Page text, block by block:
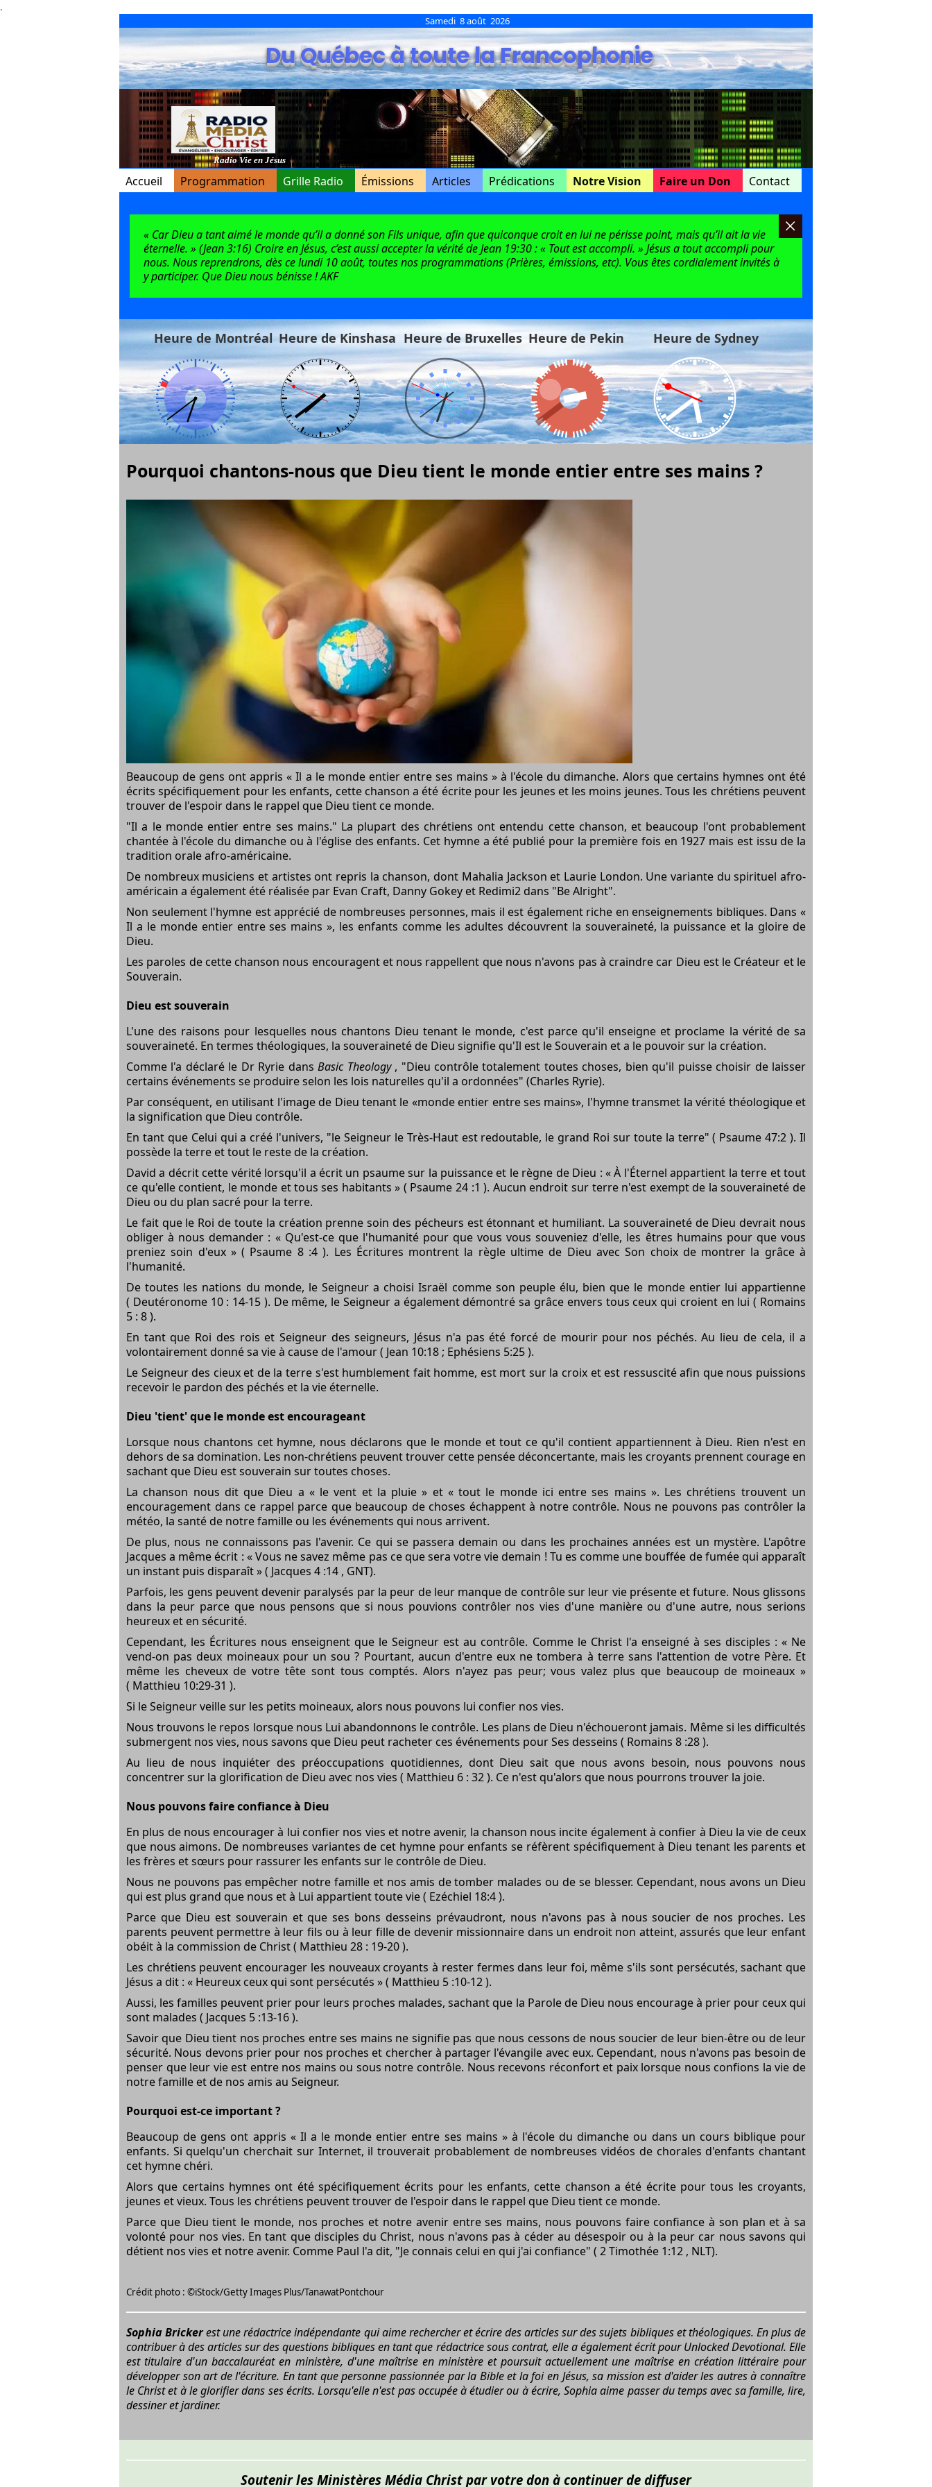
.
Samedi 8 août 2026
Du Québec à toute la Francophonie
Radio Vie en Jésus
Accueil Programmation Grille Radio Émissions Articles Prédications Notre Vision Faire un Don Contact
« Car Dieu a tant aimé le monde qu’il a donné son Fils unique, afin que quiconque croit en lui ne périsse point, mais qu’il ait la vie
éternelle. » (Jean 3:16) Croire en Jésus, c’est aussi accepter la vérité de Jean 19:30 : « Tout est accompli. » Jésus a tout accompli pour
nous. Nous reprendrons, dès ce lundi 10 août, toutes nos programmations (Prières, émissions, etc). Vous êtes cordialement invités à
y participer. Que Dieu nous bénisse ! AKF
Heure de Montréal Heure de Kinshasa Heure de Bruxelles Heure de Pekin Heure de Sydney
Pourquoi chantons-nous que Dieu tient le monde entier entre ses mains ?
Beaucoup de gens ont appris « Il a le monde entier entre ses mains » à l'école du dimanche. Alors que certains hymnes ont été
écrits spécifiquement pour les enfants, cette chanson a été écrite pour les jeunes et les moins jeunes. Tous les chrétiens peuvent
trouver de l'espoir dans le rappel que Dieu tient ce monde.
"Il a le monde entier entre ses mains." La plupart des chrétiens ont entendu cette chanson, et beaucoup l'ont probablement
chantée à l'école du dimanche ou à l'église des enfants. Cet hymne a été publié pour la première fois en 1927 mais est issu de la
tradition orale afro-américaine.
De nombreux musiciens et artistes ont repris la chanson, dont Mahalia Jackson et Laurie London. Une variante du spirituel afro-
américain a également été réalisée par Evan Craft, Danny Gokey et Redimi2 dans "Be Alright".
Non seulement l'hymne est apprécié de nombreuses personnes, mais il est également riche en enseignements bibliques. Dans «
Il a le monde entier entre ses mains », les enfants comme les adultes découvrent la souveraineté, la puissance et la gloire de
Dieu.
Les paroles de cette chanson nous encouragent et nous rappellent que nous n'avons pas à craindre car Dieu est le Créateur et le
Souverain.
Dieu est souverain
L'une des raisons pour lesquelles nous chantons Dieu tenant le monde, c'est parce qu'il enseigne et proclame la vérité de sa
souveraineté. En termes théologiques, la souveraineté de Dieu signifie qu'Il est le Souverain et a le pouvoir sur la création.
Comme l'a déclaré le Dr Ryrie dansBasic Theology, "Dieu contrôle totalement toutes choses, bien qu'il puisse choisir de laisser
certains événements se produire selon les lois naturelles qu'il a ordonnées" (Charles Ryrie).
Par conséquent, en utilisant l'image de Dieu tenant le «monde entier entre ses mains», l'hymne transmet la vérité théologique et
la signification que Dieu contrôle.
En tant que Celui qui a créé l'univers, "le Seigneur le Très-Haut est redoutable, le grand Roi sur toute la terre" ( Psaume 47:2 ). Il
possède la terre et tout le reste de la création.
David a décrit cette vérité lorsqu'il a écrit un psaume sur la puissance et le règne de Dieu : « À l'Éternel appartient la terre et tout
ce qu'elle contient, le monde et tous ses habitants » ( Psaume 24 :1 ). Aucun endroit sur terre n'est exempt de la souveraineté de
Dieu ou du plan sacré pour la terre.
Le fait que le Roi de toute la création prenne soin des pécheurs est étonnant et humiliant. La souveraineté de Dieu devrait nous
obliger à nous demander : « Qu'est-ce que l'humanité pour que vous vous souveniez d'elle, les êtres humains pour que vous
preniez soin d'eux » ( Psaume 8 :4 ). Les Écritures montrent la règle ultime de Dieu avec Son choix de montrer la grâce à
l'humanité.
De toutes les nations du monde, le Seigneur a choisi Israël comme son peuple élu, bien que le monde entier lui appartienne
( Deutéronome 10 : 14-15 ). De même, le Seigneur a également démontré sa grâce envers tous ceux qui croient en lui ( Romains
5 : 8 ).
En tant que Roi des rois et Seigneur des seigneurs, Jésus n'a pas été forcé de mourir pour nos péchés. Au lieu de cela, il a
volontairement donné sa vie à cause de l'amour ( Jean 10:18 ; Ephésiens 5:25 ).
Le Seigneur des cieux et de la terre s'est humblement fait homme, est mort sur la croix et est ressuscité afin que nous puissions
recevoir le pardon des péchés et la vie éternelle.
Dieu 'tient' que le monde est encourageant
Lorsque nous chantons cet hymne, nous déclarons que le monde et tout ce qu'il contient appartiennent à Dieu. Rien n'est en
dehors de sa domination. Les non-chrétiens peuvent trouver cette pensée déconcertante, mais les croyants prennent courage en
sachant que Dieu est souverain sur toutes choses.
La chanson nous dit que Dieu a « le vent et la pluie » et « tout le monde ici entre ses mains ». Les chrétiens trouvent un
encouragement dans ce rappel parce que beaucoup de choses échappent à notre contrôle. Nous ne pouvons pas contrôler la
météo, la santé de notre famille ou les événements qui nous arrivent.
De plus, nous ne connaissons pas l'avenir. Ce qui se passera demain ou dans les prochaines années est un mystère. L'apôtre
Jacques a même écrit : « Vous ne savez même pas ce que sera votre vie demain ! Tu es comme une bouffée de fumée qui apparaît
un instant puis disparaît » ( Jacques 4 :14 , GNT).
Parfois, les gens peuvent devenir paralysés par la peur de leur manque de contrôle sur leur vie présente et future. Nous glissons
dans la peur parce que nous pensons que si nous pouvions contrôler nos vies d'une manière ou d'une autre, nous serions
heureux et en sécurité.
Cependant, les Écritures nous enseignent que le Seigneur est au contrôle. Comme le Christ l'a enseigné à ses disciples : « Ne
vend-on pas deux moineaux pour un sou ? Pourtant, aucun d'entre eux ne tombera à terre sans l'attention de votre Père. Et
même les cheveux de votre tête sont tous comptés. Alors n'ayez pas peur; vous valez plus que beaucoup de moineaux »
( Matthieu 10:29-31 ).
Si le Seigneur veille sur les petits moineaux, alors nous pouvons lui confier nos vies.
Nous trouvons le repos lorsque nous Lui abandonnons le contrôle. Les plans de Dieu n'échoueront jamais. Même si les difficultés
submergent nos vies, nous savons que Dieu peut racheter ces événements pour Ses desseins ( Romains 8 :28 ).
Au lieu de nous inquiéter des préoccupations quotidiennes, dont Dieu sait que nous avons besoin, nous pouvons nous
concentrer sur la glorification de Dieu avec nos vies ( Matthieu 6 : 32 ). Ce n'est qu'alors que nous pourrons trouver la joie.
Nous pouvons faire confiance à Dieu
En plus de nous encourager à lui confier nos vies et notre avenir, la chanson nous incite également à confier à Dieu la vie de ceux
que nous aimons. De nombreuses variantes de cet hymne pour enfants se réfèrent spécifiquement à Dieu tenant les parents et
les frères et sœurs pour rassurer les enfants sur le contrôle de Dieu.
Nous ne pouvons pas empêcher notre famille et nos amis de tomber malades ou de se blesser. Cependant, nous avons un Dieu
qui est plus grand que nous et à Lui appartient toute vie ( Ezéchiel 18:4 ).
Parce que Dieu est souverain et que ses bons desseins prévaudront, nous n'avons pas à nous soucier de nos proches. Les
parents peuvent permettre à leur fils ou à leur fille de devenir missionnaire dans un endroit non atteint, assurés que leur enfant
obéit à la commission de Christ ( Matthieu 28 : 19-20 ).
Les chrétiens peuvent encourager les nouveaux croyants à rester fermes dans leur foi, même s'ils sont persécutés, sachant que
Jésus a dit : « Heureux ceux qui sont persécutés » ( Matthieu 5 :10-12 ).
Aussi, les familles peuvent prier pour leurs proches malades, sachant que la Parole de Dieu nous encourage à prier pour ceux qui
sont malades ( Jacques 5 :13-16 ).
Savoir que Dieu tient nos proches entre ses mains ne signifie pas que nous cessons de nous soucier de leur bien-être ou de leur
sécurité. Nous devons prier pour nos proches et chercher à partager l'évangile avec eux. Cependant, nous n'avons pas besoin de
penser que leur vie est entre nos mains ou sous notre contrôle. Nous recevons réconfort et paix lorsque nous confions la vie de
notre famille et de nos amis au Seigneur.
Pourquoi est-ce important ?
Beaucoup de gens ont appris « Il a le monde entier entre ses mains » à l'école du dimanche ou dans un cours biblique pour
enfants. Si quelqu'un cherchait sur Internet, il trouverait probablement de nombreuses vidéos de chorales d'enfants chantant
cet hymne chéri.
Alors que certains hymnes ont été spécifiquement écrits pour les enfants, cette chanson a été écrite pour tous les croyants,
jeunes et vieux. Tous les chrétiens peuvent trouver de l'espoir dans le rappel que Dieu tient ce monde.
Parce que Dieu tient le monde, nos proches et notre avenir entre ses mains, nous pouvons faire confiance à son plan et à sa
volonté pour nos vies. En tant que disciples du Christ, nous n'avons pas à céder au désespoir ou à la peur car nous savons qui
détient nos vies et notre avenir. Comme Paul l'a dit, "Je connais celui en qui j'ai confiance" ( 2 Timothée 1:12 , NLT).
Crédit photo : ©iStock/Getty Images Plus/TanawatPontchour
Sophia Brickerest une rédactrice indépendante qui aime rechercher et écrire des articles sur des sujets bibliques et théologiques. En plus de
contribuer à des articles sur des questions bibliques en tant que rédactrice sous contrat, elle a également écrit pour Unlocked Devotional. Elle
est titulaire d'un baccalauréat en ministère, d'une maîtrise en ministère et poursuit actuellement une maîtrise en création littéraire pour
développer son art de l'écriture. En tant que personne passionnée par la Bible et la foi en Jésus, sa mission est d'aider les autres à connaître
le Christ et à le glorifier dans ses écrits. Lorsqu'elle n'est pas occupée à étudier ou à écrire, Sophia aime passer du temps avec sa famille, lire,
dessiner et jardiner.
Soutenir les Ministères Média Christ par votre don à continuer de diffuser